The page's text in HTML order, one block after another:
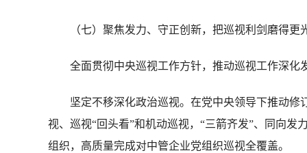
（七）聚焦发力、守正创新，把巡视利剑磨得更
全面贯彻中央巡视工作方针，推动巡视工作深化
坚定不移深化政治巡视。在党中央领导下推动修
视、巡视“回头看”和机动巡视，“三箭齐发”、同向
组织，高质量完成对中管企业党组织巡视全覆盖。